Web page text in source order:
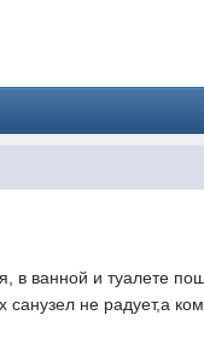
в ванной и туалете
санузел не радует,а